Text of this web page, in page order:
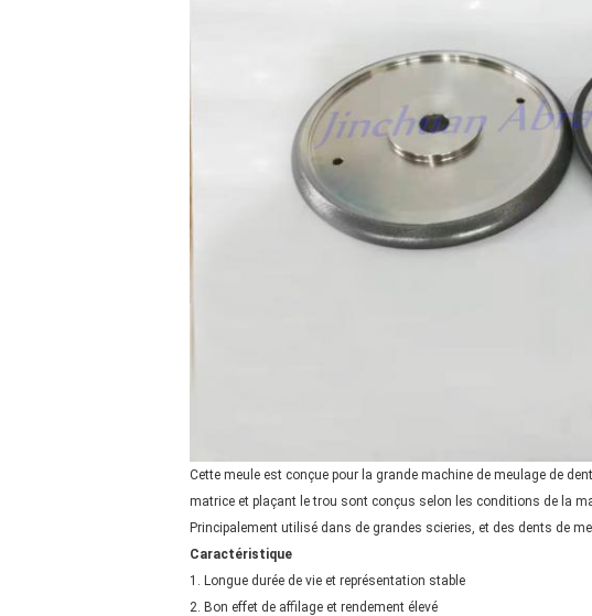
Cette meule est conçue pour la grande machine de meulage de
matrice et plaçant le trou sont conçus selon les conditions de la
Principalement utilisé dans de grandes scieries, et des dents de
Caractéristique
1. Longue durée de vie et représentation stable
2. Bon effet de affilage et rendement élevé